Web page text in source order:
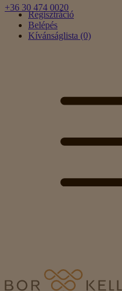
Regisztráció
Belépés
Kívánságlista (0)
+36 30 474 0020